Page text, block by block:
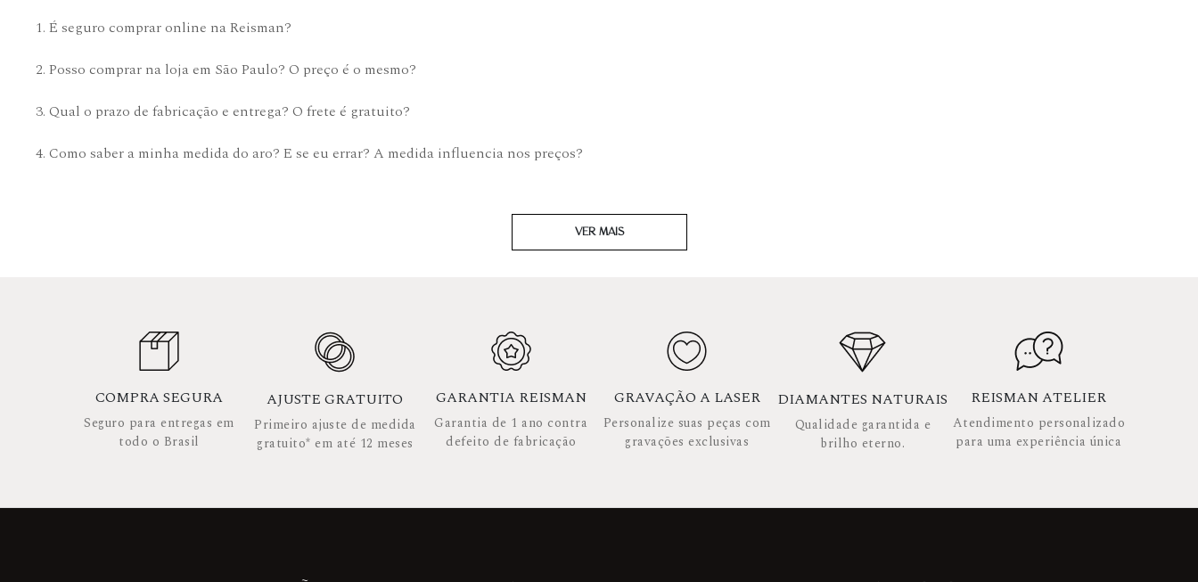
1. É seguro comprar online na Reisman?
2. Posso comprar na loja em São Paulo? O preço é o mesmo?
3. Qual o prazo de fabricação e entrega? O frete é gratuito?
4. Como saber a minha medida do aro? E se eu errar? A medida influencia nos preços?
VER MAIS
COMPRA SEGURA
Seguro para entregas em
todo o Brasil
AJUSTE GRATUITO
Primeiro ajuste de medida
gratuito* em até 12 meses
GARANTIA REISMAN
Garantia de 1 ano contra
defeito de fabricação
GRAVAÇÃO A LASER
Personalize suas peças com
gravações exclusivas
DIAMANTES NATURAIS
Qualidade garantida e
brilho eterno.
REISMAN ATELIER
Atendimento personalizado
para uma experiência única